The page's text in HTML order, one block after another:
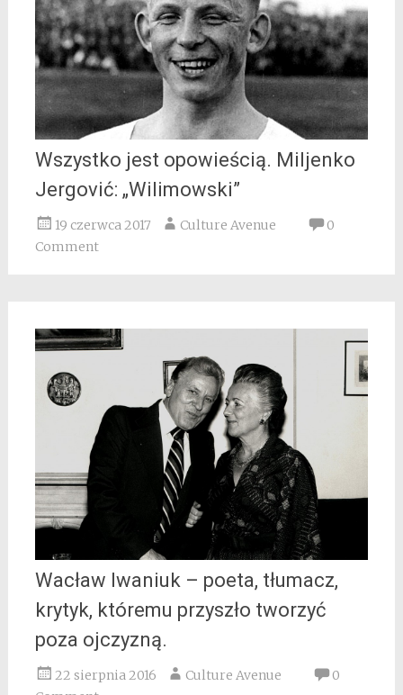
Wszystko jest opowieścią. Miljenko
Jergović: „Wilimowski”
19 czerwca 2017 Culture Avenue
0
Comment
Wacław Iwaniuk – poeta, tłumacz,
krytyk, któremu przyszło tworzyć
poza ojczyzną.
22 sierpnia 2016 Culture Avenue
0